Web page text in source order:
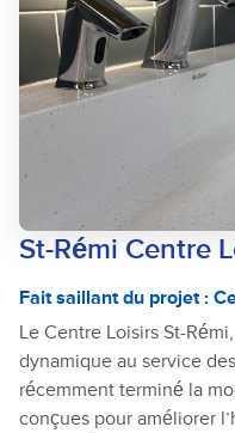
St-Rémi Centre
Fait saillant du projet :
Le Centre Loisirs St-
dynamique au service
récemment terminé la
conçues pour améliorer